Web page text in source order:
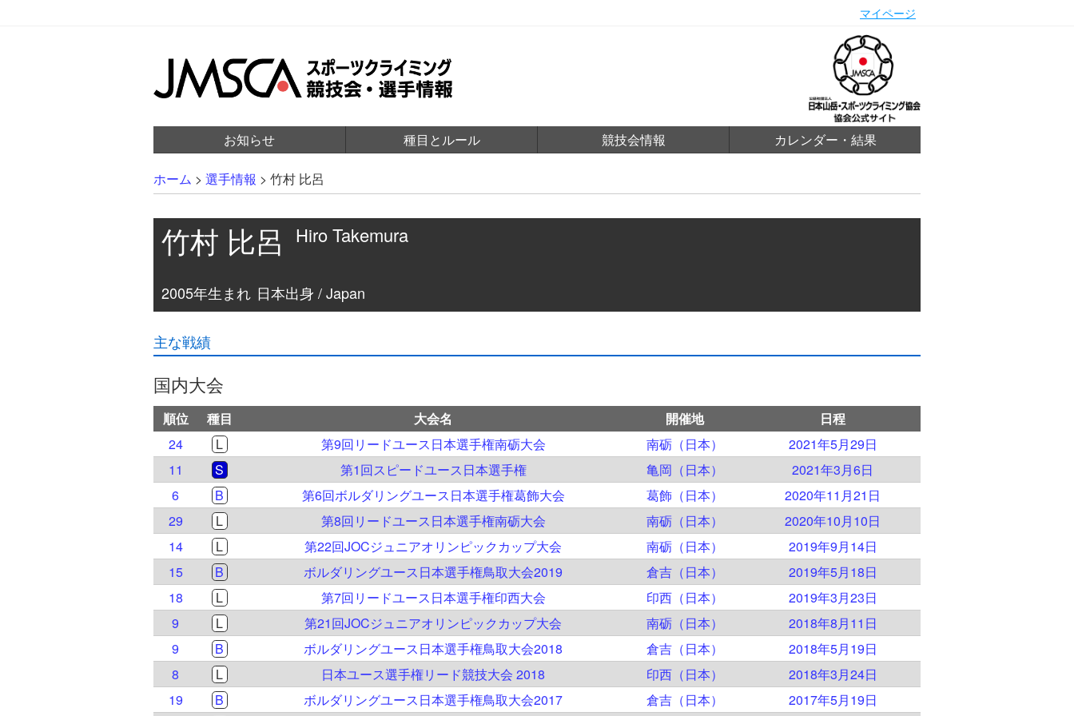
マイページ
お知らせ 種目とルール 競技会情報 カレンダー・結果
ホーム > 選手情報 > 竹村 比呂
竹村 比呂 Hiro Takemura
2005年生まれ 日本出身 / Japan
主な戦績
国内大会
順位 種目 大会名 開催地
日程
24
L 第9回リードユース日本選手権南砺大会 南砺（日本）
2021年5月29日
11
S 第1回スピードユース日本選手権 亀岡（日本）
2021年3月6日
6
B 第6回ボルダリングユース日本選手権葛飾大会 葛飾（日本）
2020年11月21日
29
L 第8回リードユース日本選手権南砺大会 南砺（日本）
2020年10月10日
14
L 第22回JOCジュニアオリンピックカップ大会 南砺（日本）
2019年9月14日
15
B ボルダリングユース日本選手権鳥取大会2019 倉吉（日本）
2019年5月18日
18
L 第7回リードユース日本選手権印西大会 印西（日本）
2019年3月23日
9
L 第21回JOCジュニアオリンピックカップ大会 南砺（日本）
2018年8月11日
9
B ボルダリングユース日本選手権鳥取大会2018 倉吉（日本）
2018年5月19日
8
L 日本ユース選手権リード競技大会 2018 印西（日本）
2018年3月24日
19
B ボルダリングユース日本選手権鳥取大会2017 倉吉（日本）
2017年5月19日